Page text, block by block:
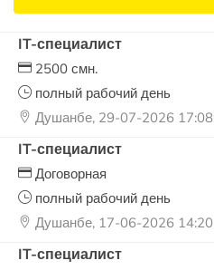
IT-специалист
2500 смн.
полный рабочий день
Душанбе, 29-07-2026 17:08
IT-специалист
Договорная
полный рабочий день
Душанбе, 17-06-2026 14:20
IT-специалист